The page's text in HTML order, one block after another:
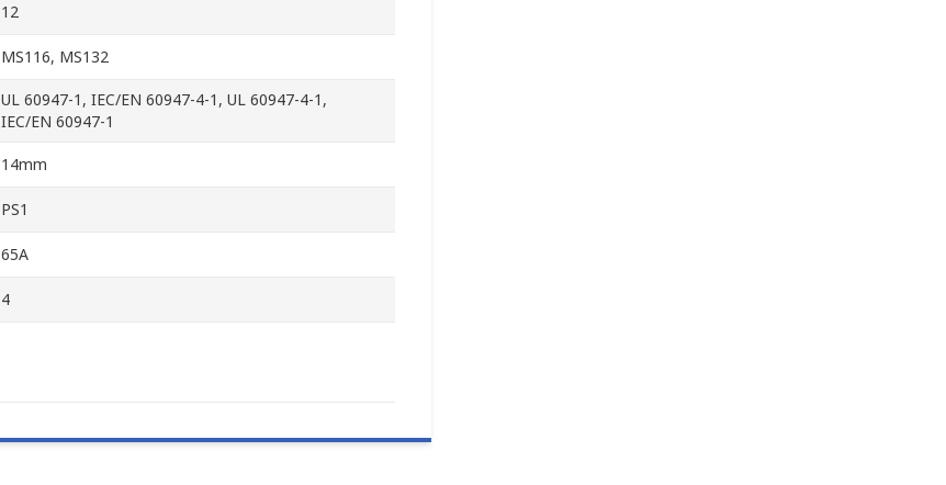
12
MS116, MS132
UL 60947-1, IEC/EN 60947-4-1, UL 60947-4-1,
IEC/EN 60947-1
14mm
PS1
65A
4